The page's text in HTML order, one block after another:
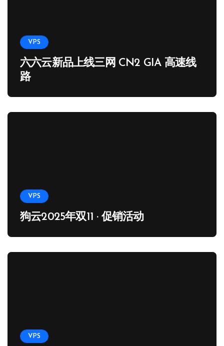
VPS
六六云新品上线三网 CN2 GIA 高速线
路
VPS
狗云2025年双11 · 促销活动
VPS